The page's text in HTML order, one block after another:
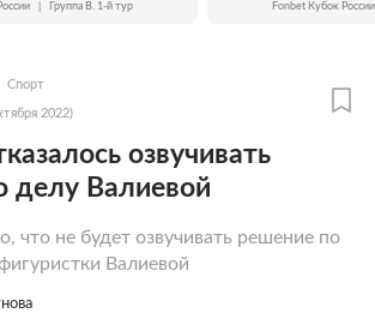
Группа B. 1-й тур Fonbet Кубок России
Спорт
2022)
озвучивать
делу Валиевой
что не будет озвучивать решение по
Валиевой